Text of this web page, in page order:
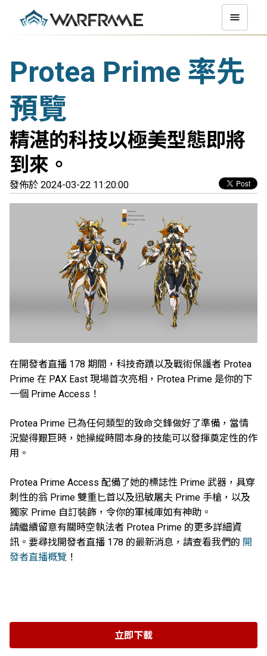
Protea Prime 率先
預覽
精湛的科技以極美型態即將
到來。
發佈於 2024-03-22 11:20:00
在開發者直播 178 期間，科技奇蹟以及戰術保護者 Protea
Prime 在 PAX East 現場首次亮相，Protea Prime 是你的下
一個 Prime Access！
Protea Prime 已為任何類型的致命交鋒做好了準備，當情
況變得艱巨時，她操縱時間本身的技能可以發揮奠定性的作
用。
Protea Prime Access 配備了她的標誌性 Prime 武器，具穿
刺性的翁 Prime 雙重匕首以及迅敏屠夫 Prime 手槍，以及
獨家 Prime 自訂裝飾，令你的軍械庫如有神助。
請繼續留意有關時空執法者 Protea Prime 的更多詳細資
訊。要尋找開發者直播 178 的最新消息，請查看我們的 開
發者直播概覽 ！
立即下載